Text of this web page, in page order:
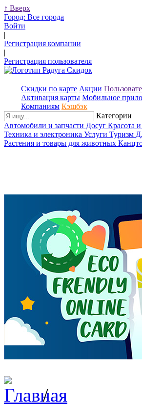
↑ Вверх
Город: Все города
Войти
|
Регистрация компании
|
Регистрация пользователя
Скидки по карте Акции
Активация карты Мобильное
Компаниям Кэшбэк
Категории
Автомобили и запчасти Досуг Красота
Техника и электроника Услуги Туризм
Растения и товары для животных
/